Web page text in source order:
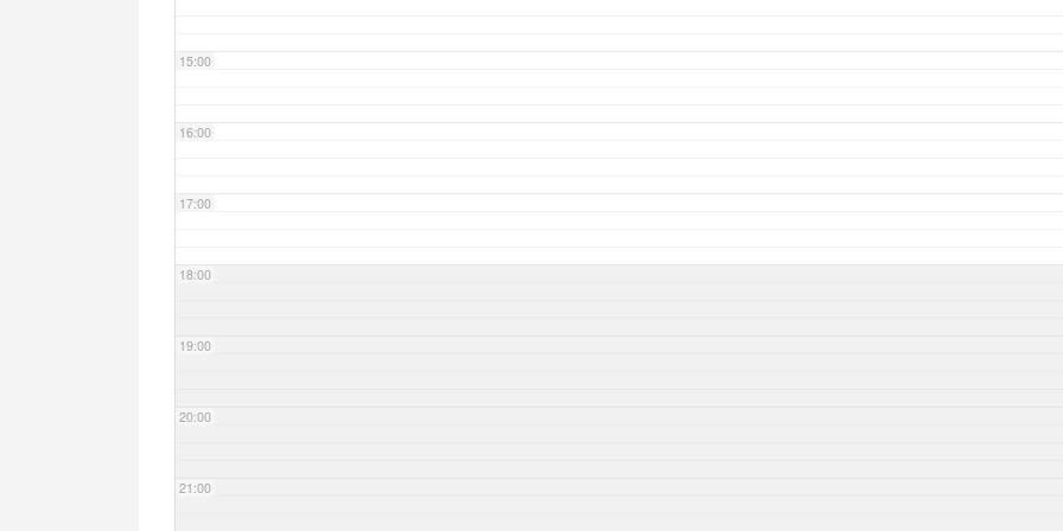
15:00
16:00
17:00
18:00
19:00
20:00
21:00